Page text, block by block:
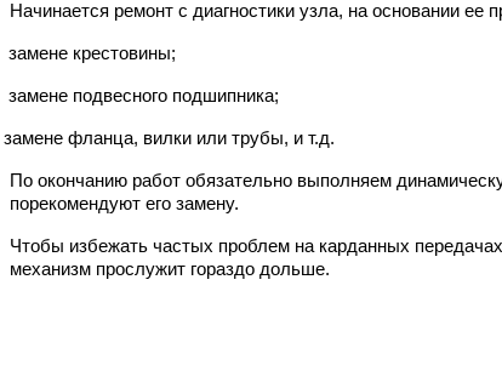
Начинается ремонт с диагностики узла, на основании
замене крестовины;
замене подвесного подшипника;
замене фланца, вилки или трубы, и т.д.
По окончанию работ обязательно выполняем
порекомендуют его замену.
Чтобы избежать частых проблем на карданных
механизм прослужит гораздо дольше.